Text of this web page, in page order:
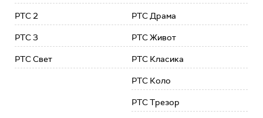
РТС 2
РТС 3
РТС Свет
РТС Драма
РТС Живот
РТС Класика
РТС Коло
РТС Трезор